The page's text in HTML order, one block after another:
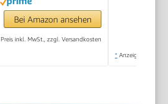
Bei Amazon ansehen
Preis inkl. MwSt., zzgl. Versandkosten
* Anzeige